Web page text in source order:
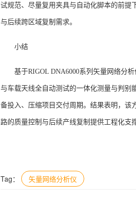
试规范、尽量复用夹具与自动化脚本的前提
与后续跨区域复制需求。
小结
基于RIGOL DNA6000系列矢量网络分
与车载天线全自动测试的一体化测量与判别
备投入、压缩项目交付周期。结果表明，该
路的质量控制与后续产线复制提供工程化支
Tag： 矢量网络分析仪